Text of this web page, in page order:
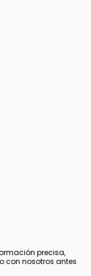
precisa,
con nosotros antes